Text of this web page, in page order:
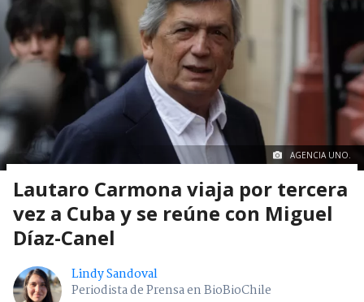
AGENCIA UNO.
Lautaro Carmona viaja por tercera
vez a Cuba y se reúne con Miguel
Díaz-Canel
Lindy Sandoval
Periodista de Prensa en BioBioChile